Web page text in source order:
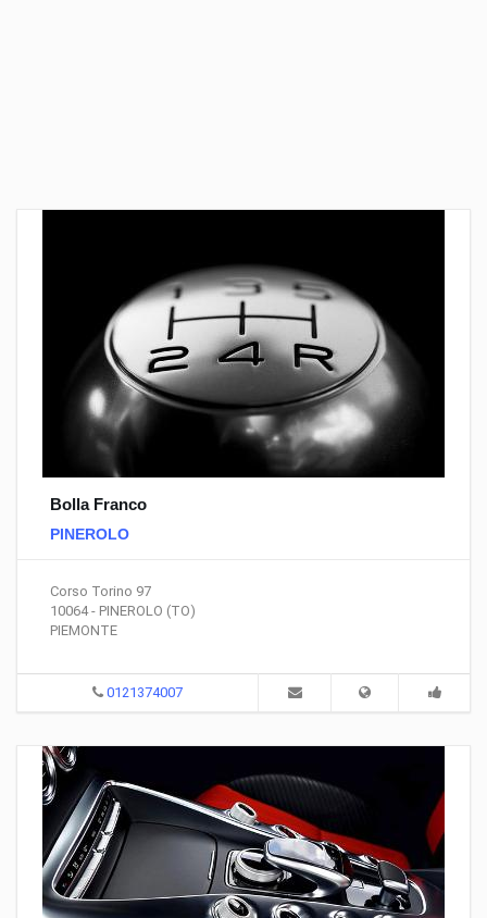
Bolla Franco
PINEROLO
Corso Torino 97
10064 - PINEROLO (TO)
PIEMONTE
0121374007